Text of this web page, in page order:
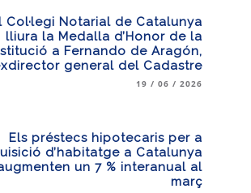
Col·legi Notarial de Catalunya
lliura la Medalla d’Honor de la
a Fernando de Aragón,
general del Cadastre
19 / 06 / 2026
Els préstecs hipotecaris per a
d’habitatge a Catalunya
un 7 % interanual al
març